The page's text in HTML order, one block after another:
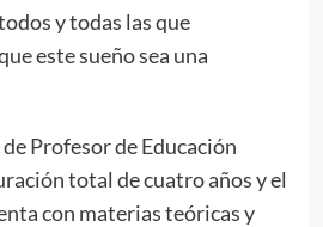
y todas las que
este sueño sea una
Profesor de Educación
total de cuatro años y el
con materias teóricas y